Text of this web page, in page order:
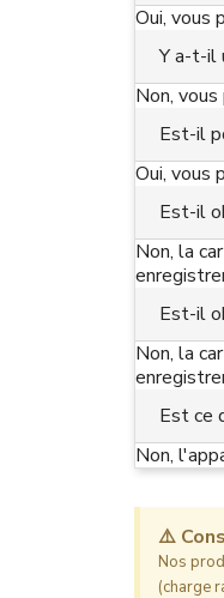
Oui, vous
Y a-t-il
Non,
Est-il
Oui, vous
Est-il
Non, la
Est-il
Non, la
Est ce
Non,
⚠️
Nos
(charge